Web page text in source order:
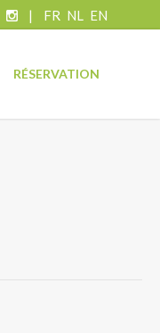
| FR NL EN
RÉSERVATION